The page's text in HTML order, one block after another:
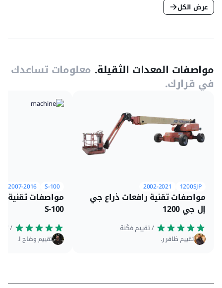
عرض الكل
مواصفات المعدات الثقيلة. معلومات تساعدك
في قرارك.
1200SJP
2002-2021
مواصفات تقنية رافعات ذراع جي
إل جي 1200
تقييمظافر ر.
S-100
2007-2016
مواصفات تقنية
S-100
تقييموضاح ا.